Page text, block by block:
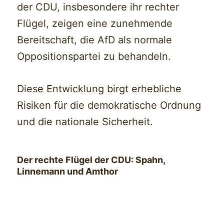
der CDU, insbesondere ihr rechter
Flügel, zeigen eine zunehmende
Bereitschaft, die AfD als normale
Oppositionspartei zu behandeln.
Diese Entwicklung birgt erhebliche
Risiken für die demokratische Ordnung
und die nationale Sicherheit.
Der rechte Flügel der CDU: Spahn,
Linnemann und Amthor